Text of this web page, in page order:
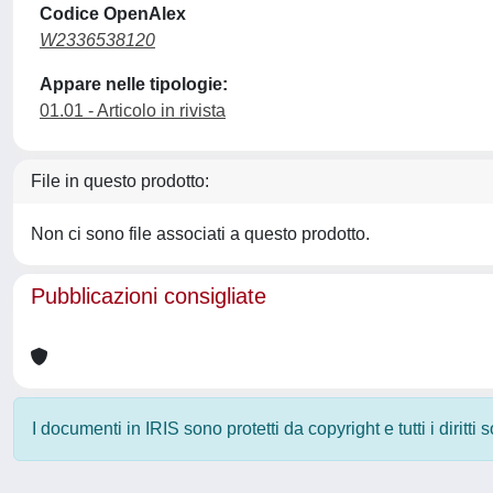
Codice OpenAlex
W2336538120
Appare nelle tipologie:
01.01 - Articolo in rivista
File in questo prodotto:
Non ci sono file associati a questo prodotto.
Pubblicazioni consigliate
I documenti in IRIS sono protetti da copyright e tutti i diritti